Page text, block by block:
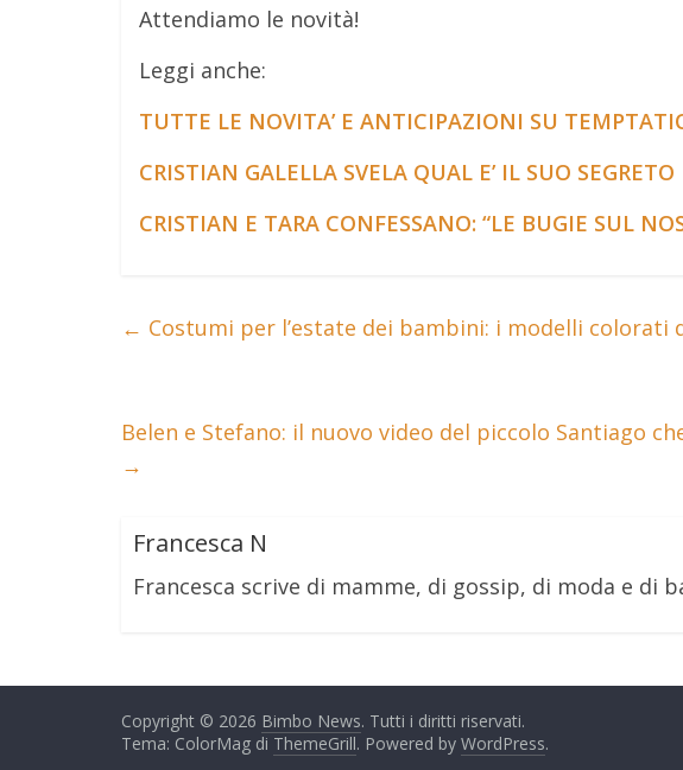
Attendiamo le novità!
Leggi anche:
TUTTE LE NOVITA’ E ANTICIPAZIONI SU
CRISTIAN GALELLA SVELA QUAL E’ IL SUO SEGRETO
CRISTIAN E TARA CONFESSANO: “LE BUGIE SUL
← Costumi per l’estate dei bambini: i modelli colorati
Belen e Stefano: il nuovo video del piccolo Santiago
→
Francesca N
Francesca scrive di mamme, di gossip, di moda e di
Copyright © 2026 Bimbo News. Tutti i diritti riservati.
Tema: ColorMag di ThemeGrill. Powered by WordPress.